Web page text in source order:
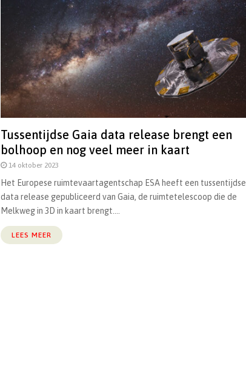
Tussentijdse Gaia data release brengt een
bolhoop en nog veel meer in kaart
14 oktober 2023
Het Europese ruimtevaartagentschap ESA heeft een tussentijdse
data release gepubliceerd van Gaia, de ruimtetelescoop die de
Melkweg in 3D in kaart brengt....
LEES MEER